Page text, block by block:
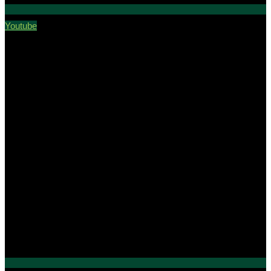
Youtube